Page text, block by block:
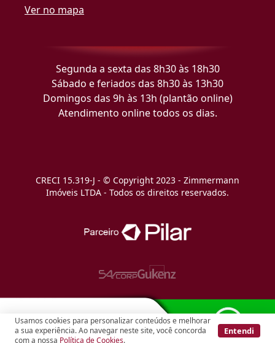
Usamos cookies para personalizar conteúdos e melhorar
a sua experiência. Ao navegar neste site, você concorda
com a nossa Política de Cookies.
Entendi
Ver no mapa
Segunda a sexta das 8h30 às 18h30
Sábado e feriados das 8h30 às 13h30
Domingos das 9h às 13h (plantão online)
Atendimento online todos os dias.
CRECI 15.319-J - © Copyright 2023 - Zimmermann
Imóveis LTDA - Todos os direitos reservados.